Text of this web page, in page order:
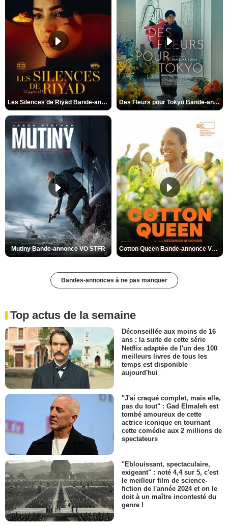
Les Silences de Riyad Bande-annonce VO STFR Des Fleurs pour Tokyo Bande-annonce VO STFR
Mutiny Bande-annonce VO STFR Cotton Queen Bande-annonce VO STFR
Bandes-annonces à ne pas manquer
Top actus de la semaine
Déconseillée aux moins de 16
ans : la suite de cette série
Netflix adaptée de l'un des 100
meilleurs livres de tous les
temps est disponible
aujourd'hui
"J'ai craqué complet, mais elle,
pas du tout" : Gad Elmaleh est
tombé amoureux de cette
actrice iconique en tournant
cette comédie aux 2 millions de
spectateurs
"Eblouissant, spectaculaire,
exigeant" : noté 4,4 sur 5, c'est
le meilleur film de science-
fiction de l'année 2024 et on le
doit à un maître incontesté du
genre !